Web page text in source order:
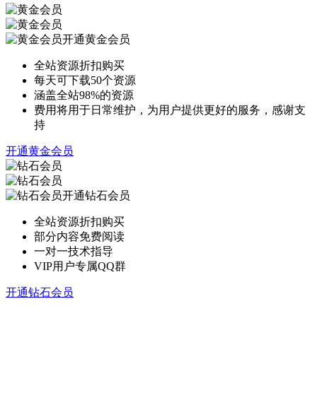
开通黄金会员
全站资源折扣购买
每天可下载50个资源
涵盖全站98%的资源
费用将用于日常维护，为用户提供更好的服务，感谢支
持
开通黄金会员
开通钻石会员
全站资源折扣购买
部分内容免费阅读
一对一技术指导
VIP用户专属QQ群
开通钻石会员